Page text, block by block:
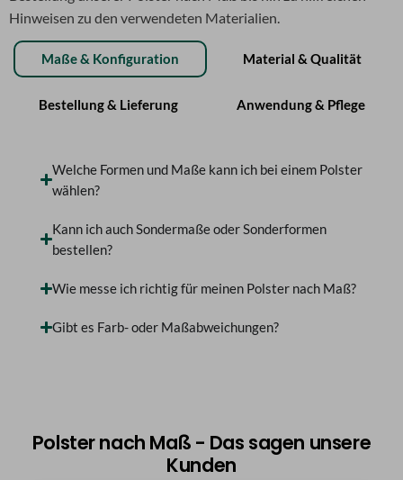
Hinweisen zu den verwendeten Materialien.
Maße & Konfiguration Material & Qualität
Bestellung & Lieferung Anwendung & Pflege
Welche Formen und Maße kann ich bei einem Polster
wählen?
Kann ich auch Sondermaße oder Sonderformen
bestellen?
Wie messe ich richtig für meinen Polster nach Maß?
Gibt es Farb- oder Maßabweichungen?
Polster nach Maß - Das sagen unsere
Kunden